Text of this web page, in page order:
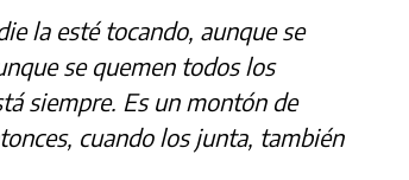
la esté tocando, aunque se
se quemen todos los
siempre. Es un montón de
cuando los junta, también